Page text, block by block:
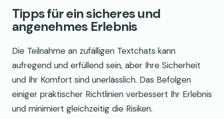
Tipps für ein sicheres und
angenehmes Erlebnis
Die Teilnahme an zufälligen Textchats kann
aufregend und erfüllend sein, aber Ihre Sicherheit
und Ihr Komfort sind unerlässlich. Das Befolgen
einiger praktischer Richtlinien verbessert Ihr Erlebnis
und minimiert gleichzeitig die Risiken.